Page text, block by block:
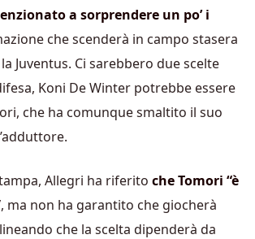
a sorprendere un po’ i
che scenderà in campo stasera
Juventus. Ci sarebbero due scelte
Koni De Winter potrebbe essere
che ha comunque smaltito il suo
Allegri ha riferito che Tomori “è
, ma non ha garantito che giocherà
che la scelta dipenderà da